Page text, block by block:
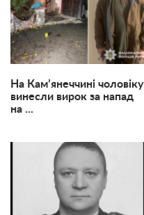
На Кам’янеччині чоловіку
винесли вирок за напад
на ...